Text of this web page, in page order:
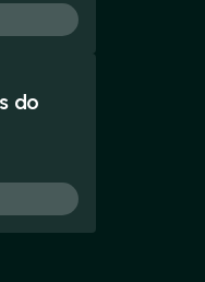
do